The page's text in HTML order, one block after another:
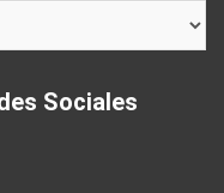
Sociales